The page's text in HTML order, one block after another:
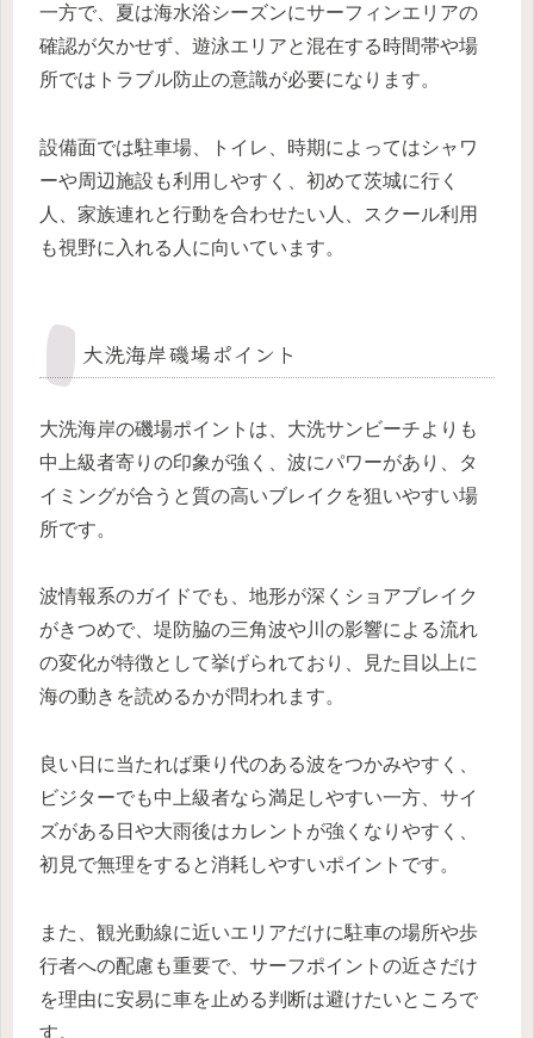
一方で、夏は海水浴シーズンにサーフィンエリアの
確認が欠かせず、遊泳エリアと混在する時間帯や場
所ではトラブル防止の意識が必要になります。
設備面では駐車場、トイレ、時期によってはシャワ
ーや周辺施設も利用しやすく、初めて茨城に行く
人、家族連れと行動を合わせたい人、スクール利用
も視野に入れる人に向いています。
大洗海岸磯場ポイント
大洗海岸の磯場ポイントは、大洗サンビーチよりも
中上級者寄りの印象が強く、波にパワーがあり、タ
イミングが合うと質の高いブレイクを狙いやすい場
所です。
波情報系のガイドでも、地形が深くショアブレイク
がきつめで、堤防脇の三角波や川の影響による流れ
の変化が特徴として挙げられており、見た目以上に
海の動きを読めるかが問われます。
良い日に当たれば乗り代のある波をつかみやすく、
ビジターでも中上級者なら満足しやすい一方、サイ
ズがある日や大雨後はカレントが強くなりやすく、
初見で無理をすると消耗しやすいポイントです。
また、観光動線に近いエリアだけに駐車の場所や歩
行者への配慮も重要で、サーフポイントの近さだけ
を理由に安易に車を止める判断は避けたいところで
す。